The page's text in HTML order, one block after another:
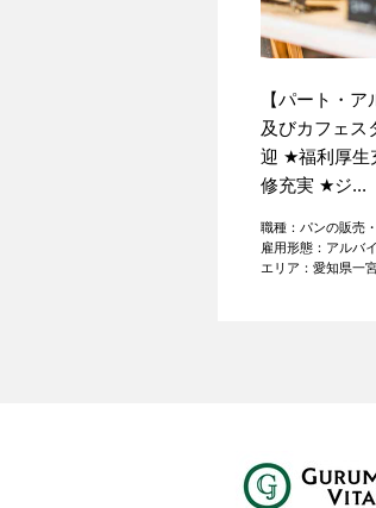
【パート・
及びカフェス
迎 ★福利厚生
修充実 ★ジ...
職種：パンの販売
雇用形態：アルバ
エリア：愛知県一